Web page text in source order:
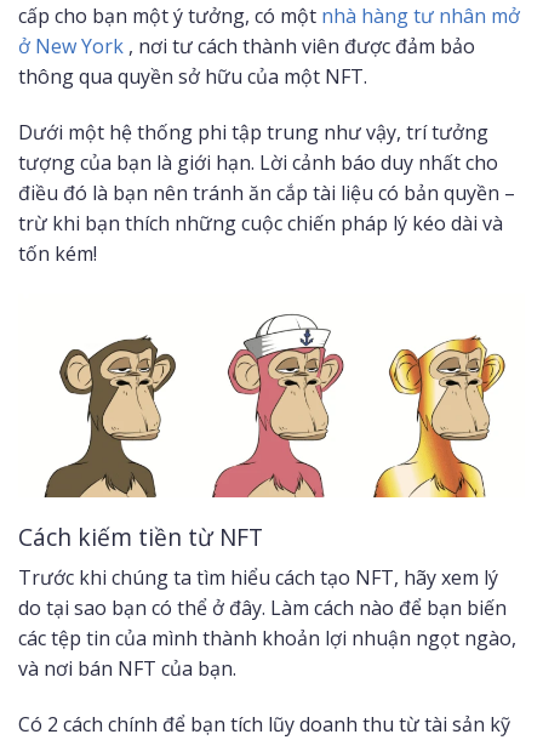
cấp cho bạn một ý tưởng, có một nhà hàng tư nhân mở
ở New York , nơi tư cách thành viên được đảm bảo
thông qua quyền sở hữu của một NFT.
Dưới một hệ thống phi tập trung như vậy, trí tưởng
tượng của bạn là giới hạn. Lời cảnh báo duy nhất cho
điều đó là bạn nên tránh ăn cắp tài liệu có bản quyền –
trừ khi bạn thích những cuộc chiến pháp lý kéo dài và
tốn kém!
Cách kiếm tiền từ NFT
Trước khi chúng ta tìm hiểu cách tạo NFT, hãy xem lý
do tại sao bạn có thể ở đây. Làm cách nào để bạn biến
các tệp tin của mình thành khoản lợi nhuận ngọt ngào,
và nơi bán NFT của bạn.
Có 2 cách chính để bạn tích lũy doanh thu từ tài sản kỹ